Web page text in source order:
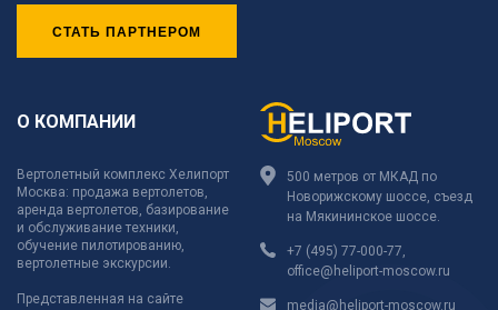
СТАТЬ ПАРТНЕРОМ
О КОМПАНИИ
Вертолетный комплекс Хелипорт
Москва: продажа вертолетов,
аренда вертолетов, базирование
и обслуживание техники,
обучение пилотированию,
вертолетные экскурсии.
Представленная на сайте
500 метров от МКАД по
Новорижскому шоссе, съезд
на Мякининское шоссе.
+7 (495) 77-000-77,
office@heliport-moscow.ru
media@heliport-moscow.ru